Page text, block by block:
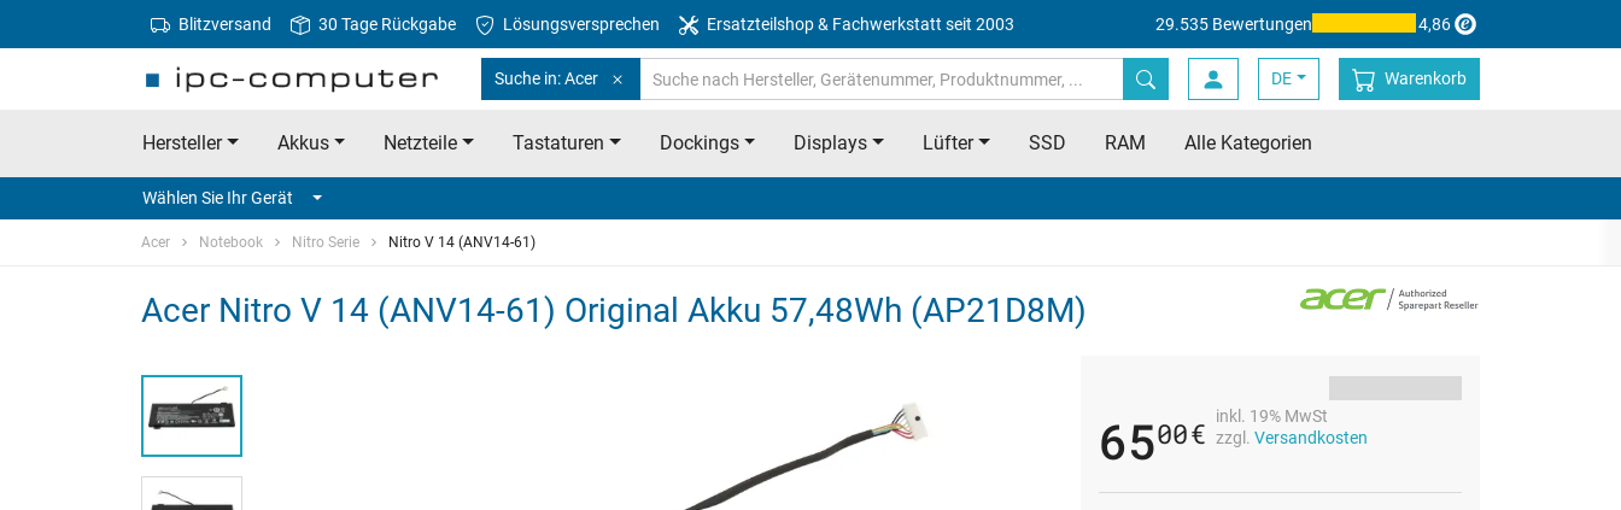
Blitzversand 30 Tage Rückgabe Lösungsversprechen Ersatzteilshop & Fachwerkstatt seit 2003 29.535 Bewertungen 4,86
Suche in: Acer DE Warenkorb
Hersteller Akkus Netzteile Tastaturen Dockings Displays Lüfter SSD RAM Alle Kategorien
Wählen Sie Ihr Gerät
Acer Notebook Nitro Serie Nitro V 14 (ANV14-61)
Acer Nitro V 14 (ANV14-61) Original Akku 57,48Wh (AP21D8M)
6500€
inkl. 19% MwSt
zzgl. Versandkosten